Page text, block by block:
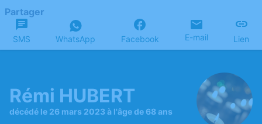
Partager
SMS WhatsApp Facebook E-mail Lien
Rémi HUBERT
décédé le 26 mars 2023 à l'âge de 68 ans